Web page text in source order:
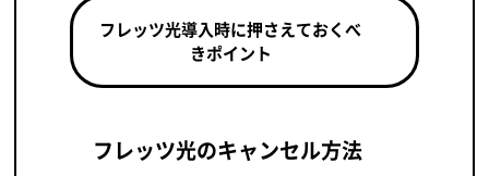
フレッツ光導入時に押さえておくべ
きポイント
フレッツ光のキャンセル方法